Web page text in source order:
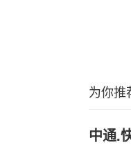
为你推
中通.